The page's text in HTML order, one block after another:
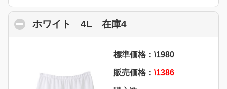
ホワイト 4L 在庫4click to collapse
標準価格：\1980
販売価格： \1386